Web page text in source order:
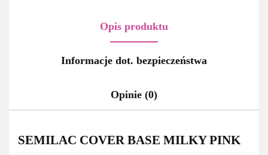
Opis produktu
Informacje dot. bezpieczeństwa
Opinie (0)
SEMILAC COVER BASE MILKY PINK